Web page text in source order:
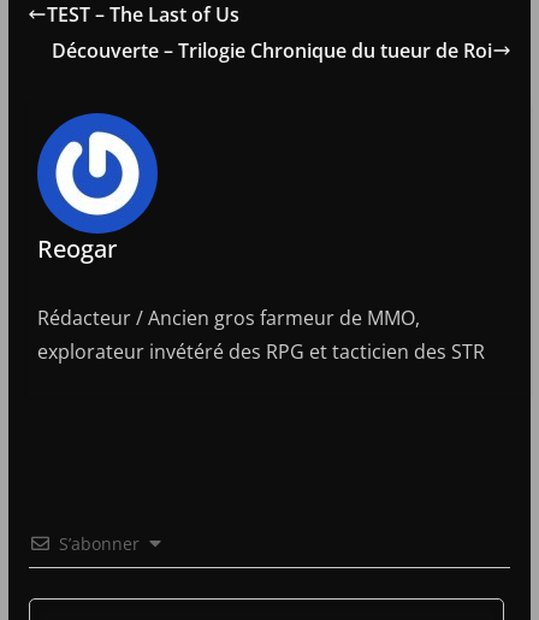
TEST – The Last of Us
Découverte – Trilogie Chronique du tueur de Roi
Reogar
Rédacteur / Ancien gros farmeur de MMO,
explorateur invétéré des RPG et tacticien des STR
S’abonner